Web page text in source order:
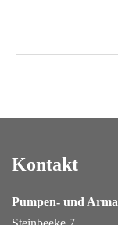
Kontakt
Pumpen- und